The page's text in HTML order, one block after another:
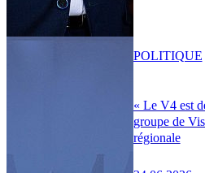
« Le V4 est
groupe de
régionale
POLITIQUE